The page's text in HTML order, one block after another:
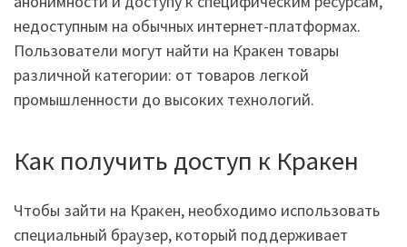
недоступным на обычных интернет-платформах.
Пользователи могут найти на Кракен товары
различной категории: от товаров легкой
промышленности до высоких технологий.
Как получить доступ к Кракен
Чтобы зайти на Кракен, необходимо использовать
специальный браузер, который поддерживает